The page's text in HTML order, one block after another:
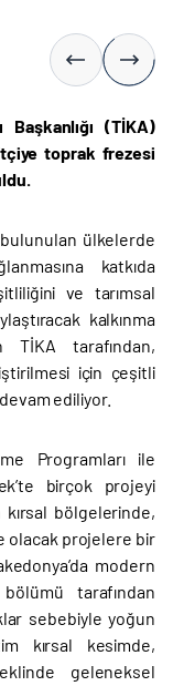
(TİKA)
toprak frezesi
bulunulan ülkelerde
katkıda
ve tarımsal
kalkınma
tarafından,
için çeşitli
ediliyor.
Programları ile
birçok projeyi
kırsal bölgelerinde,
olacak projelere bir
modern
tarafından
sebebiyle yoğun
kırsal kesimde,
geleneksel